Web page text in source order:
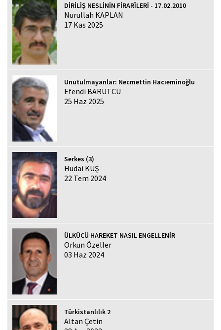
DİRİLİŞ NESLİNİN FİRARÎLERİ - 17.02.2010
Nurullah KAPLAN
17 Kas 2025
Unutulmayanlar: Necmettin Hacıeminoğlu
Efendi BARUTCU
25 Haz 2025
Serkes (3)
Hüdai KUŞ
22 Tem 2024
ÜLKÜCÜ HAREKET NASIL ENGELLENİR
Orkun Özeller
03 Haz 2024
Türkistanlılık 2
Altan Çetin